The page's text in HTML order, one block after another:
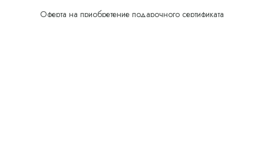
Оферта на приобретение подарочного сертификата